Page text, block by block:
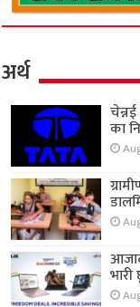
अर्थ
का